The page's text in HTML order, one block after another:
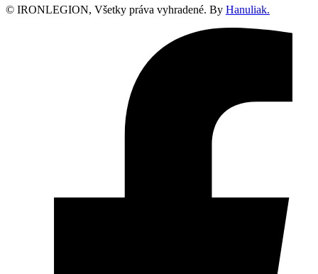
© IRONLEGION, Všetky práva vyhradené. By Hanuliak.